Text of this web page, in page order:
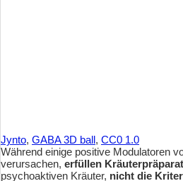
Jynto, GABA 3D ball, CC0 1.0
Während einige positive Modulatoren
verursachen, erfüllen
psychoaktiven Kräuter, nicht die